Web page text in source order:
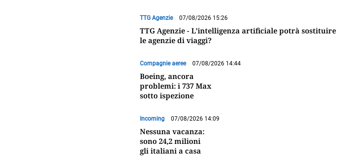
TTG Agenzie 07/08/2026 15:26
TTG Agenzie - L’intelligenza artificiale potrà sostituire
le agenzie di viaggi?
Compagnie aeree 07/08/2026 14:44
Boeing, ancora
problemi: i 737 Max
sotto ispezione
Incoming 07/08/2026 14:09
Nessuna vacanza:
sono 24,2 milioni
gli italiani a casa